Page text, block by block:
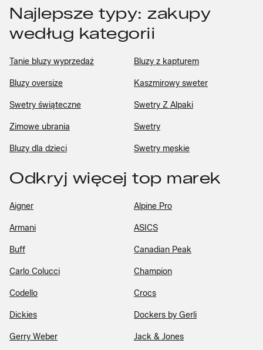
Najlepsze typy: zakupy
według kategorii
Tanie bluzy wyprzedaż Bluzy z kapturem
Bluzy oversize Kaszmirowy sweter
Swetry świąteczne Swetry Z Alpaki
Zimowe ubrania Swetry
Bluzy dla dzieci Swetry męskie
Odkryj więcej top marek
Aigner Alpine Pro
Armani ASICS
Buff Canadian Peak
Carlo Colucci Champion
Codello Crocs
Dickies Dockers by Gerli
Gerry Weber Jack & Jones